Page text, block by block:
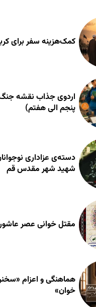
کمک‌هزینه سفر برای
اردوی جذاب نقشه
پنجم الی هفتم)
دسته‌ی عزاداری
شهید شهر مقدس قم
مقتل خوانی عصر
هماهنگی و اعزام
خوان»